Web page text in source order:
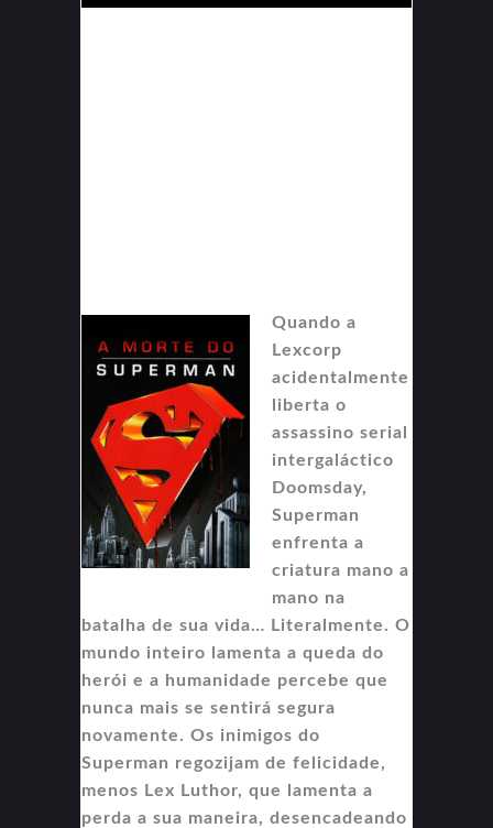
Quando a
Lexcorp
acidentalmente
liberta o
assassino serial
intergaláctico
Doomsday,
Superman
enfrenta a
criatura mano a
mano na
batalha de sua vida… Literalmente. O
mundo inteiro lamenta a queda do
herói e a humanidade percebe que
nunca mais se sentirá segura
novamente. Os inimigos do
Superman regozijam de felicidade,
menos Lex Luthor, que lamenta a
perda a sua maneira, desencadeando